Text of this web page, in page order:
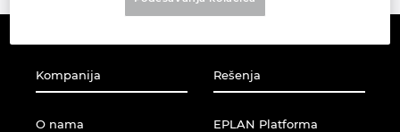
Kompanija
O nama
Rešenja
EPLAN Platforma
Izveštaji korisnika
EPLAN Education za učionice
EPLAN Education za studente